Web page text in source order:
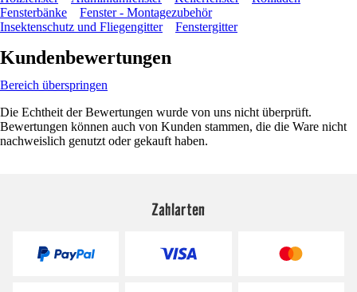
Fensterbänke
Fenster - Montagezubehör
Insektenschutz und Fliegengitter
Fenstergitter
Kundenbewertungen
Bereich überspringen
Die Echtheit der Bewertungen wurde von uns nicht überprüft.
Bewertungen können auch von Kunden stammen, die die Ware nicht
nachweislich genutzt oder gekauft haben.
Zahlarten